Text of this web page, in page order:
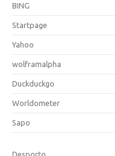
BING
Startpage
Yahoo
wolframalpha
Duckduckgo
Worldometer
Sapo
Desporto